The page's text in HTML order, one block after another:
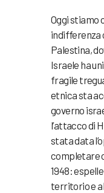
Oggi stiamo
indifferenza
Palestina,
Israele ha
fragile
etnica sta
governo
l’attacco di
stata data
completare
1948:
territorio e